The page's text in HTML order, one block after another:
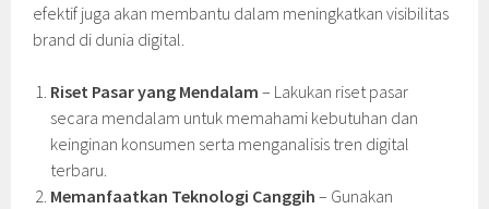
efektif juga akan membantu dalam meningkatkan visibilitas
brand di dunia digital.
Riset Pasar yang Mendalam – Lakukan riset pasar
secara mendalam untuk memahami kebutuhan dan
keinginan konsumen serta menganalisis tren digital
terbaru.
Memanfaatkan Teknologi Canggih – Gunakan